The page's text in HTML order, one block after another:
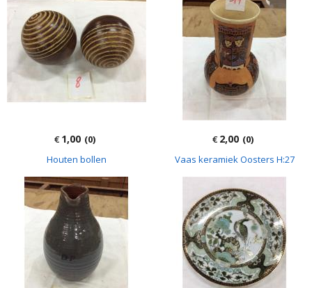
€1,00 (0)
Houten bollen
€2,00 (0)
Vaas keramiek Oosters H:27